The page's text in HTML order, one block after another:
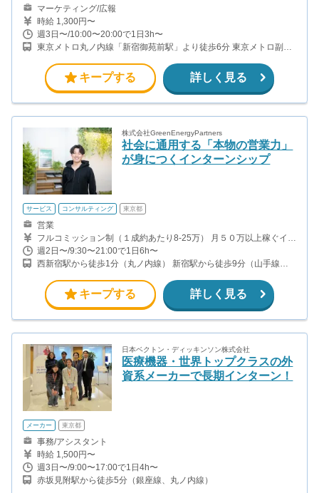
マーケティング/広報
時給 1,300円〜
週3日〜/10:00〜20:00で1日3h〜
東京メトロ丸ノ内線「新宿御苑前駅」より徒歩6分 東京メトロ副都
駅」より徒歩8分 都営新宿線「曙橋駅」より徒歩10分
キープする 詳しく見る
株式会社GreenEnergyPartners
社会に通用する「本物の営業力」
が身につくインターンシップ
サービス コンサルティング 東京都
営業
フルコミッション制（１成約あたり8-25万） 月５０万以上稼ぐイン
ターン生も多数います！ ■収入例 ○入社１ヶ月目（明治大学2年生）
役職：アポインター 月間１契約×８万円＝８万円 ＋交通費 ○入社３
ヶ月目（東京大学２年生） 役職：アポインター（ランク：ブロン
ズ） 月間３契約×10万円＝30万円 ＋交通費 ○入社６ヶ月目（早稲田
大学３年生） 役職：アポインター（ランク：シルバー） 月間５契
約×12万円＝60万円 ＋交通費 ○入社15ヶ月目（慶応大学３年生）
役職：クローザー 月間３契約×25万＝75万円 ＋交通費
週2日〜/9:30〜21:00で1日6h〜
西新宿駅から徒歩1分（丸ノ内線） 新宿駅から徒歩9分（山手線、
営大江戸線)
キープする 詳しく見る
日本ベクトン・ディッキンソン株式会社
医療機器・世界トップクラスの外
資系メーカーで長期インターン！
メーカー 東京都
事務/アシスタント
時給 1,500円〜
週3日〜/9:00〜17:00で1日4h〜
赤坂見附駅から徒歩5分（銀座線、丸ノ内線）